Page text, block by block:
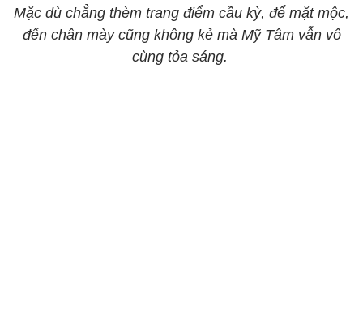
Mặc dù chẳng thèm trang điểm cầu kỳ, để mặt mộc,
đến chân mày cũng không kẻ mà Mỹ Tâm vẫn vô
cùng tỏa sáng.